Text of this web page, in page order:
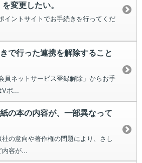
変更したい。
イントサイトでお手続きを行ってくだ
で行った連携を解除すること
員ネットサービス登録解除」からお手
Vポ...
の本の内容が、一部異なって
の意向や著作権の問題により、さし
容が...